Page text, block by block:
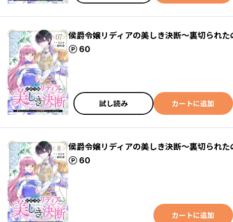
侯爵令嬢リディアの美しき決断～裏切られ
60
ポイント
試し読み カートに追加
侯爵令嬢リディアの美しき決断～裏切られ
60
ポイント
カートに追加